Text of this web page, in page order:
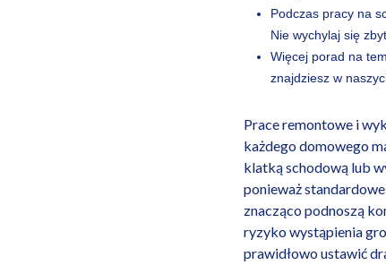
Podczas pracy na
Nie wychylaj się
Więcej porad na
znajdziesz w
Prace remontowe i
każdego domowego
klatką schodową lub
ponieważ standardowe
znacząco podnoszą
ryzyko wystąpienia
prawidłowo ustawić